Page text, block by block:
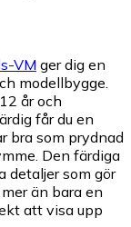
VM ger dig en
modellbygge.
år och
får du en
bra som prydnad
Den färdiga
detaljer som gör
än bara en
att visa upp